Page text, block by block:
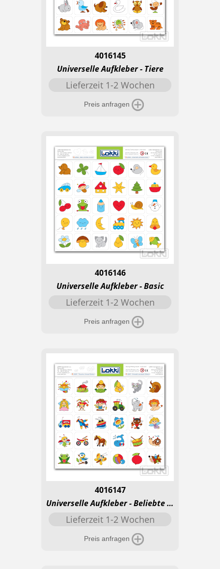
4016145
Universelle Aufkleber - Tiere
Lieferzeit 1-2 Wochen
Preis anfragen
4016146
Universelle Aufkleber - Basic
Lieferzeit 1-2 Wochen
Preis anfragen
4016147
Universelle Aufkleber - Beliebte Motive
Lieferzeit 1-2 Wochen
Preis anfragen